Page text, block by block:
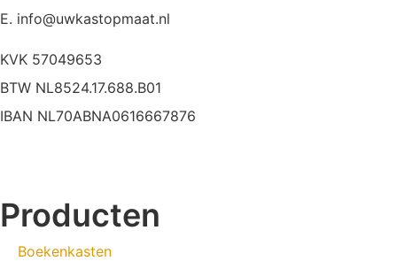
E. info@uwkastopmaat.nl
KVK 57049653
BTW NL8524.17.688.B01
IBAN NL70ABNA0616667876
Producten
Boekenkasten